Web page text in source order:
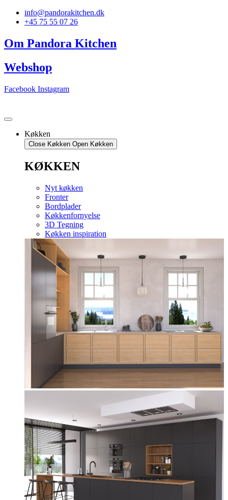
Videreinfo@pandorakitchen.dk
+45 75 55 07 26
Om Pandora Kitchen
Webshop
Facebook Instagram
Køkken
Close Køkken Open Køkken
KØKKEN
Nyt køkken
Fronter
Bordplader
Køkkenfornyelse
3D Tegning
Køkken inspiration